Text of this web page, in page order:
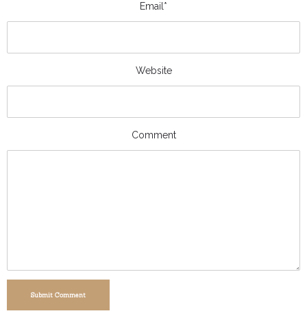
Email*
Website
Comment
Submit Comment